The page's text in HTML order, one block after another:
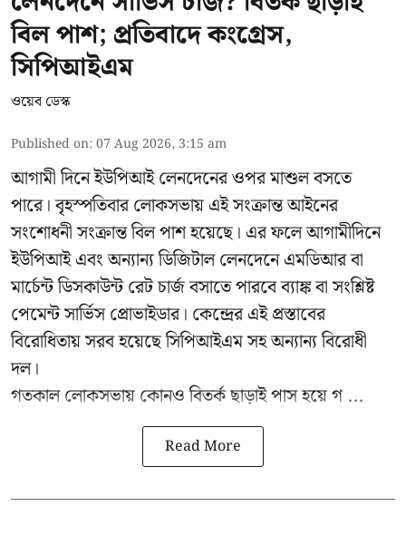
বিল পাশ; প্রতিবাদে কংগ্রেস,
সিপিআইএম
ওয়েব ডেস্ক
Published on:07 Aug 2026, 3:15 am
আগামী দিনে ইউপিআই লেনদেনের ওপর মাশুল বসতে
পারে। বৃহস্পতিবার লোকসভায় এই সংক্রান্ত আইনের
সংশোধনী সংক্রান্ত বিল পাশ হয়েছে। এর ফলে আগামীদিনে
ইউপিআই এবং অন্যান্য ডিজিটাল লেনদেনে এমডিআর বা
মার্চেন্ট ডিসকাউন্ট রেট চার্জ বসাতে পারবে ব্যাঙ্ক বা সংশ্লিষ্ট
পেমেন্ট সার্ভিস প্রোভাইডার। কেন্দ্রের এই প্রস্তাবের
বিরোধিতায় সরব হয়েছে সিপিআইএম সহ অন্যান্য বিরোধী
দল।
গতকাল লোকসভায় কোনও বিতর্ক ছাড়াই পাস হয়ে গ ...
Read More